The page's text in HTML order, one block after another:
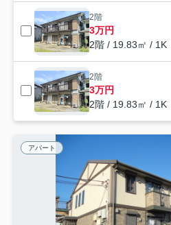
2階
3万円
2階 / 19.83㎡ / 1K
2階
3万円
2階 / 19.83㎡ / 1K
アパート